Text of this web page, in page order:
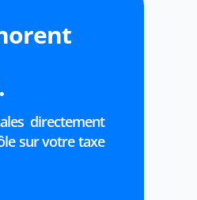
directement
sur votre taxe